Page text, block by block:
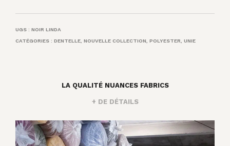
UGS : NOIR LINDA
CATÉGORIES : DENTELLE NOUVELLE COLLECTION POLYESTER UNIE
LA QUALITÉ NUANCES FABRICS
+ DE DÉTAILS